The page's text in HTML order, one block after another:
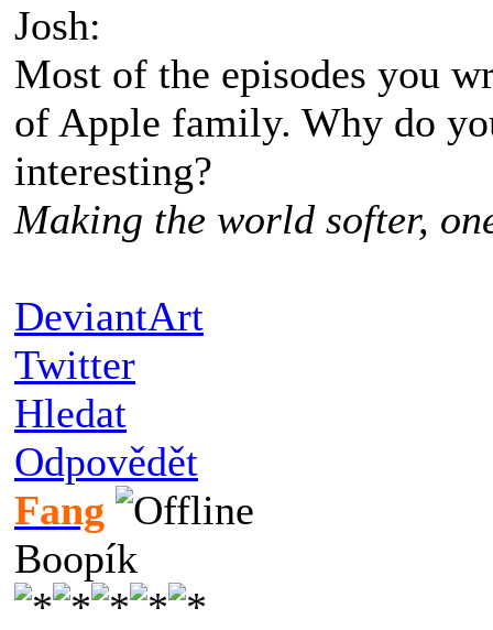
Josh:
Most of the episodes you
of Apple family. Why do
interesting?
Making the world softer,
DeviantArt
Twitter
Hledat
Odpovědět
Fang
Boopík